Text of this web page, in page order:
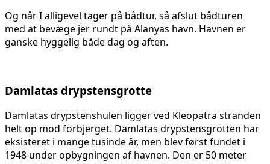
Og når I alligevel tager på bådtur, så afslut bådturen
med at bevæge jer rundt på Alanyas havn. Havnen er
ganske hyggelig både dag og aften.
Damlatas drypstensgrotte
Damlatas drypstenshulen ligger ved Kleopatra stranden
helt op mod forbjerget. Damlatas drypstensgrotten har
eksisteret i mange tusinde år, men blev først fundet i
1948 under opbygningen af havnen. Den er 50 meter